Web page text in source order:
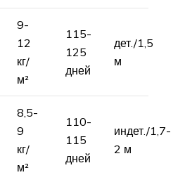
9-
12
кг/
м²
115-
125
дней
дет./1,5
м
8,5-
9
кг/
м²
110-
115
дней
индет./1,7-
2 м